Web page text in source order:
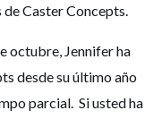
de Caster Concepts.
octubre, Jennifer ha
desde su último año
parcial. Si usted ha